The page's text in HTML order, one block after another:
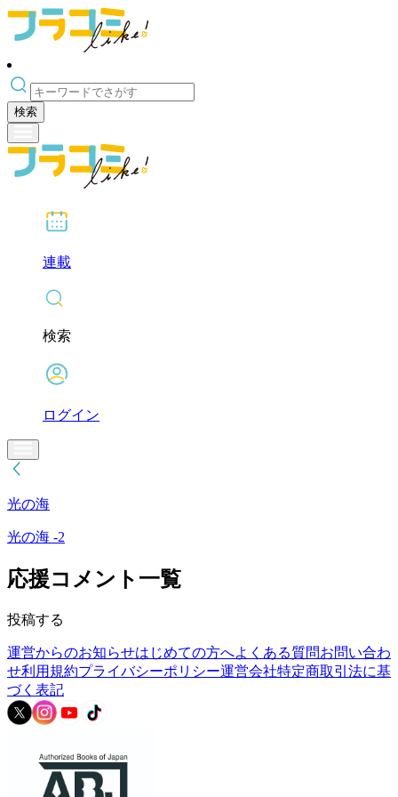
検索
連載
検索
ログイン
光の海
光の海 -2
応援コメント一覧
投稿する
運営からのお知らせはじめての方へよくある質問お問い合わ
せ利用規約プライバシーポリシー運営会社特定商取引法に基
づく表記